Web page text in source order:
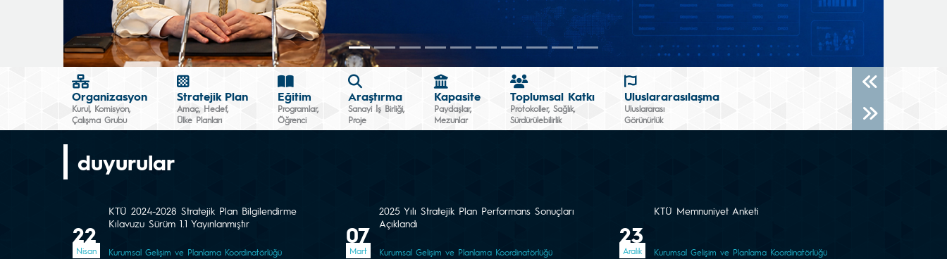
Organizasyon
Kurul, Komisyon,
Çalışma Grubu
Stratejik Plan
Amaç, Hedef,
Ülke Planları
Eğitim
Programlar,
Öğrenci
Araştırma
Sanayi İş Birliği,
Proje
Kapasite
Paydaşlar,
Mezunlar
Toplumsal Katkı
Protokoller, Sağlık,
Sürdürülebilirlik
Uluslararasılaşma
Uluslararası
Görünürlük
duyurular
22
Nisan
KTÜ 2024-2028 Stratejik Plan Bilgilendirme
Kılavuzu Sürüm 1.1 Yayınlanmıştır
Kurumsal Gelişim ve Planlama Koordinatörlüğü
07
Mart
2025 Yılı Stratejik Plan Performans Sonuçları
Açıklandı
Kurumsal Gelişim ve Planlama Koordinatörlüğü
23
Aralık
KTÜ Memnuniyet Anketi
Kurumsal Gelişim ve Planlama Koordinatörlüğü